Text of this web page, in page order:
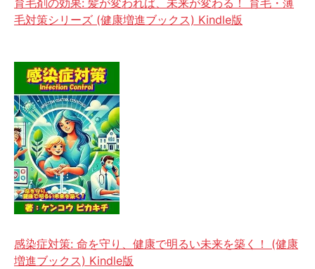
育毛剤の効果: 髪が変われば、未来が変わる！ 育毛・薄
毛対策シリーズ (健康増進ブックス) Kindle版
感染症対策: 命を守り、健康で明るい未来を築く！ (健康
増進ブックス) Kindle版